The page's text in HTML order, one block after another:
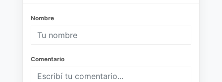
Nombre
Comentario